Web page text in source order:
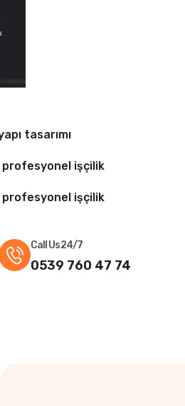
tasarımı
profesyonel işçilik
profesyonel işçilik
Call Us 24/7
0539 760 47 74